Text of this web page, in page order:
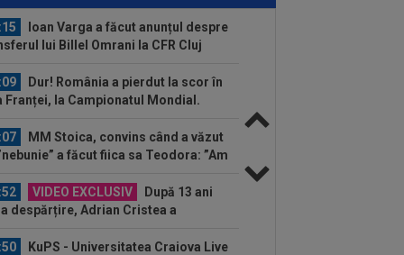
al...
Ioan Varga a făcut anunțul despre
lui Billel Omrani la CFR Cluj
Dur! România a pierdut la scor în
Franței, la Campionatul Mondial.
MM Stoica, convins când a văzut
a făcut fiica sa Teodora: ”Am
VIDEO EXCLUSIV
După 13 ani
despărțire, Adrian Cristea a
KuPS - Universitatea Craiova Live